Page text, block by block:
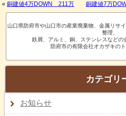
«銅建値4万DOWN 211万 銅建値7万
山口県防府市や山口市の産業廃棄物、金属リサ
整理、
鉄屑、アルミ、銅、ステンレスなどの
防府市の有限会社オカザキの
カテゴリ
お知らせ